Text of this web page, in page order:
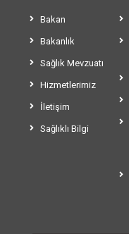
Bakan
Bakanlık
Sağlık Mevzuatı
Hizmetlerimiz
İletişim
Sağlıklı Bilgi